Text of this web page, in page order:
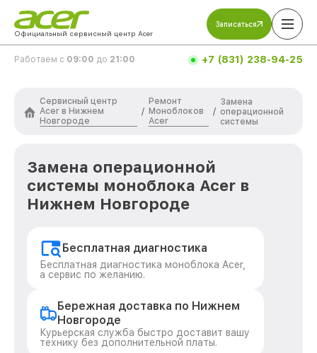
Официальный сервисный центр Acer
Записаться
Работаем с 09:00 до 21:00 +7 (831) 238-94-25
Сервисный центр
Acer в Нижнем
Новгороде
/
Ремонт
Моноблоков
Acer
/
Замена
операционной
системы
Замена операционной
системы моноблока Acer в
Нижнем Новгороде
Бесплатная диагностика
Бесплатная диагностика моноблока Acer,
а сервис по желанию.
Бережная доставка по Нижнем
Новгороде
Курьерская служба быстро доставит вашу
технику без дополнительной платы.